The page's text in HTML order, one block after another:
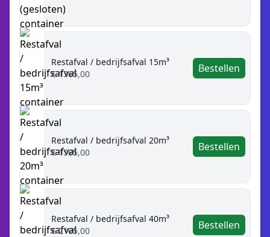
Restafval / bedrijfsafval 15m³
€ 1365,00
Bestellen
Restafval / bedrijfsafval 20m³
€ 1505,00
Bestellen
Restafval / bedrijfsafval 40m³
€ 2105,00
Bestellen